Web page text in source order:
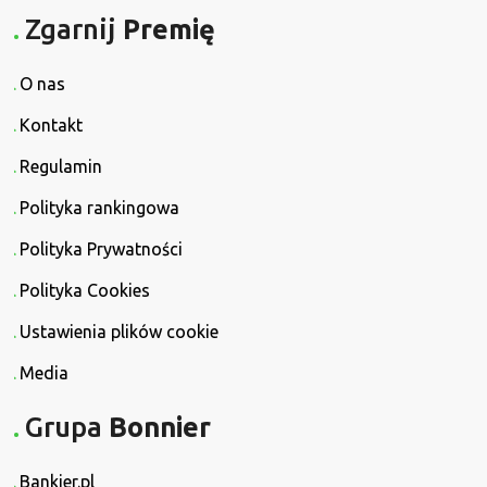
Zgarnij Premię
O nas
Kontakt
Regulamin
Polityka rankingowa
Polityka Prywatności
Polityka Cookies
Ustawienia plików cookie
Media
Grupa Bonnier
Bankier.pl